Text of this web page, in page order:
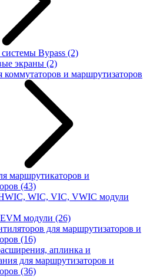
Bypass (2)
экраны (2)
коммутаторов и маршрутизаторов
маршрутикаторов и
(43)
WIC, VIC, VWIC модули
модули (26)
для маршрутизаторов и
(16)
аплинка и
для маршрутизаторов и
(36)